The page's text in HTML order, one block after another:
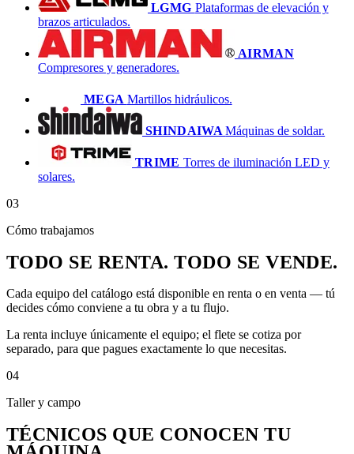
LGMG Plataformas de elevación y
brazos articulados.
AIRMAN
Compresores y generadores.
MEGA Martillos hidráulicos.
SHINDAIWAMáquinas de soldar.
TRIME Torres de iluminación LED y
solares.
03
Cómo trabajamos
TODO SE RENTA. TODO SE VENDE.
Cada equipo del catálogo está disponible en renta o en venta — tú
decides cómo conviene a tu obra y a tu flujo.
La renta incluye únicamente el equipo; el flete se cotiza por
separado, para que pagues exactamente lo que necesitas.
04
Taller y campo
TÉCNICOS QUE CONOCEN TU